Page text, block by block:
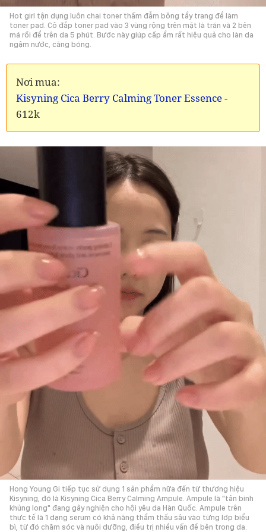
Hot girl tận dụng luôn chai toner thấm đẫm bông tẩy trang để làm
toner pad. Cô đắp toner pad vào 3 vùng rộng trên mặt là trán và 2 bên
má rồi để trên da 5 phút. Bước này giúp cấp ẩm rất hiệu quả cho làn da
ngậm nước, căng bóng.
Nơi mua:
Kisyning Cica Berry Calming Toner Essence-
612k
Hong Young Gi tiếp tục sử dụng 1 sản phẩm nữa đến từ thương hiệu
Kisyning, đó là Kisyning Cica Berry Calming Ampule. Ampule là "tân binh
khủng long" đang gây nghiện cho hội yêu da Hàn Quốc. Ampule trên
thực tế là 1 dạng serum có khả năng thẩm thấu sâu vào từng lớp biểu
bì, từ đó chăm sóc và nuôi dưỡng, điều trị nhiều vấn đề bên trong da.